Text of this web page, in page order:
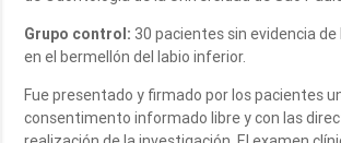
Grupo control: 30 pacientes sin evidencia
en el bermellón del labio inferior.
Fue presentado y firmado por los pacientes
consentimento informado libre y con las